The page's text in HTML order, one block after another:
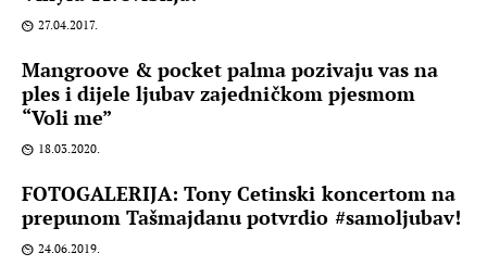
27.04.2017.
Mangroove & pocket palma pozivaju vas na
ples i dijele ljubav zajedničkom pjesmom
“Voli me”
18.03.2020.
FOTOGALERIJA: Tony Cetinski koncertom na
prepunom Tašmajdanu potvrdio #samoljubav!
24.06.2019.